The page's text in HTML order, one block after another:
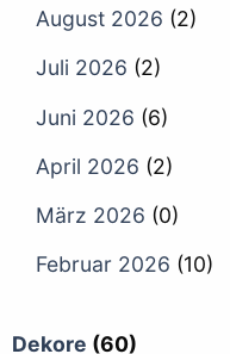
August 2026 (2)
Juli 2026 (2)
Juni 2026 (6)
April 2026 (2)
März 2026 (0)
Februar 2026 (10)
Dekore (60)